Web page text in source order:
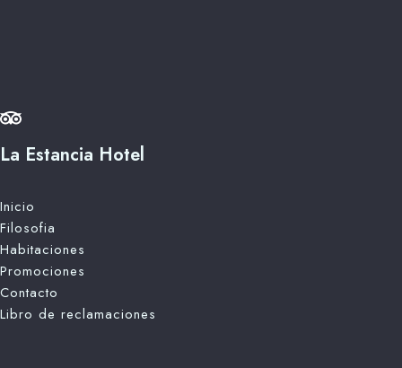
La Estancia Hotel
Inicio
Filosofia
Habitaciones
Promociones
Contacto
Libro de reclamaciones